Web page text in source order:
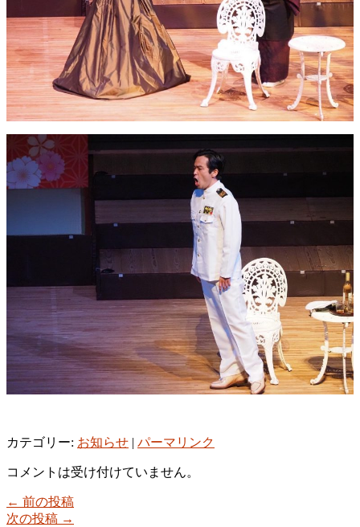
カテゴリー: お知らせ | パーマリンク
コメントは受け付けていません。
← 前の投稿
次の投稿 →